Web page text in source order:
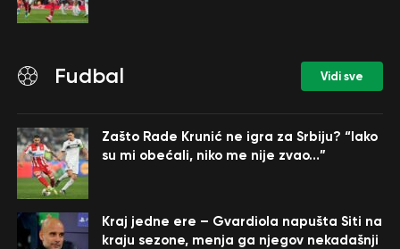
Fudbal Vidi sve
Zašto Rade Krunić ne igra za Srbiju? “Iako
su mi obećali, niko me nije zvao…”
Kraj jedne ere – Gvardiola napušta Siti na
kraju sezone, menja ga njegov nekadašnji